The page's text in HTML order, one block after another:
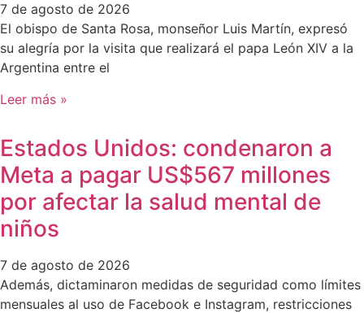
7 de agosto de 2026
El obispo de Santa Rosa, monseñor Luis Martín, expresó
su alegría por la visita que realizará el papa León XIV a la
Argentina entre el
Leer más »
Estados Unidos: condenaron a
Meta a pagar US$567 millones
por afectar la salud mental de
niños
7 de agosto de 2026
Además, dictaminaron medidas de seguridad como límites
mensuales al uso de Facebook e Instagram, restricciones